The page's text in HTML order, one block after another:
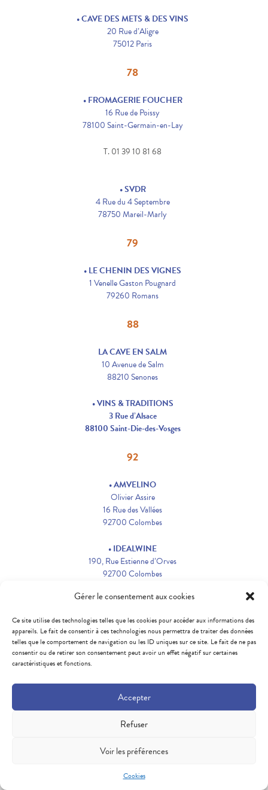
Gérer le consentement aux cookies
Ce site utilise des technologies telles que les cookies pour accéder aux informations des
appareils. Le fait de consentir à ces technologies nous permettra de traiter des données
telles que le comportement de navigation ou les ID uniques sur ce site. Le fait de ne pas
consentir ou de retirer son consentement peut avoir un effet négatif sur certaines
caractéristiques et fonctions.
Accepter
Refuser
Voir les préférences
Cookies
• CAVE DES METS & DES VINS
20 Rue d’Aligre
75012 Paris
78
• FROMAGERIE FOUCHER
16 Rue de Poissy
78100 Saint-Germain-en-Lay
T. 01 39 10 81 68
• SVDR
4 Rue du 4 Septembre
78750 Mareil-Marly
79
• LE CHENIN DES VIGNES
1 Venelle Gaston Pougnard
79260 Romans
88
LA CAVE EN SALM
10 Avenue de Salm
88210 Senones
• VINS & TRADITIONS
3 Rue d’Alsace
88100 Saint-Die-des-Vosges
92
• AMVELINO
Olivier Assire
16 Rue des Vallées
92700 Colombes
• IDEALWINE
190, Rue Estienne d’Orves
92700 Colombes
• AVINAGE
92700 Colombes
• CHEMIN DES VIGNES